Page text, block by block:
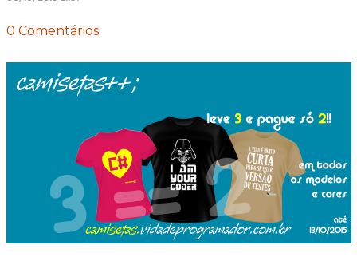
0 Comentários